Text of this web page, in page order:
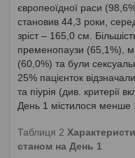
європеоїдної раси
становив 44,3 роки,
зріст – 165,0 см.
пременопаузи (65,1%),
(60,0%) та були
25% пацієнток
та піурія (див. критерії
День 1 містилося
Таблиця 2
станом на День 1